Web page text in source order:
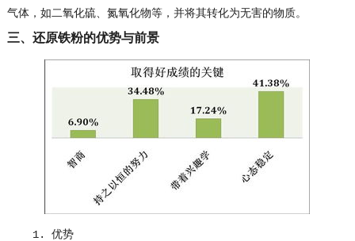
气体，如二氧化硫、氮氧化物等，并将其转化为无害的物质。
三、还原铁粉的优势与前景
1. 优势